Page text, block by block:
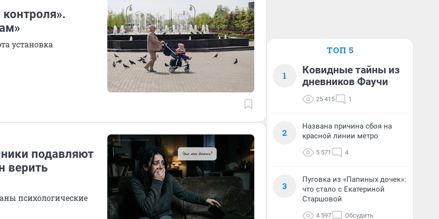
установка
подавляют
верить
психологические
ТОП 5
1
Ковидные тайны из
дневников Фаучи
25 415 1
2
Названа причина сбоя на
красной линии метро
5 571 4
3
Пуговка из «Папиных дочек»:
что стало с Екатериной
Старшовой
4 597 Обсудить